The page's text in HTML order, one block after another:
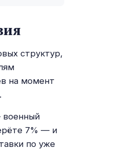
структур,
на момент
военный
7% — и
по уже